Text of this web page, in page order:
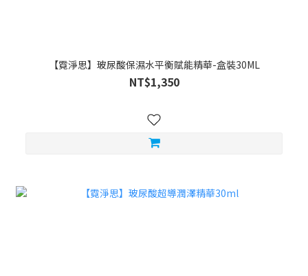
【霓淨思】玻尿酸保濕水平衡賦能精華-盒裝30ML
NT$1,350